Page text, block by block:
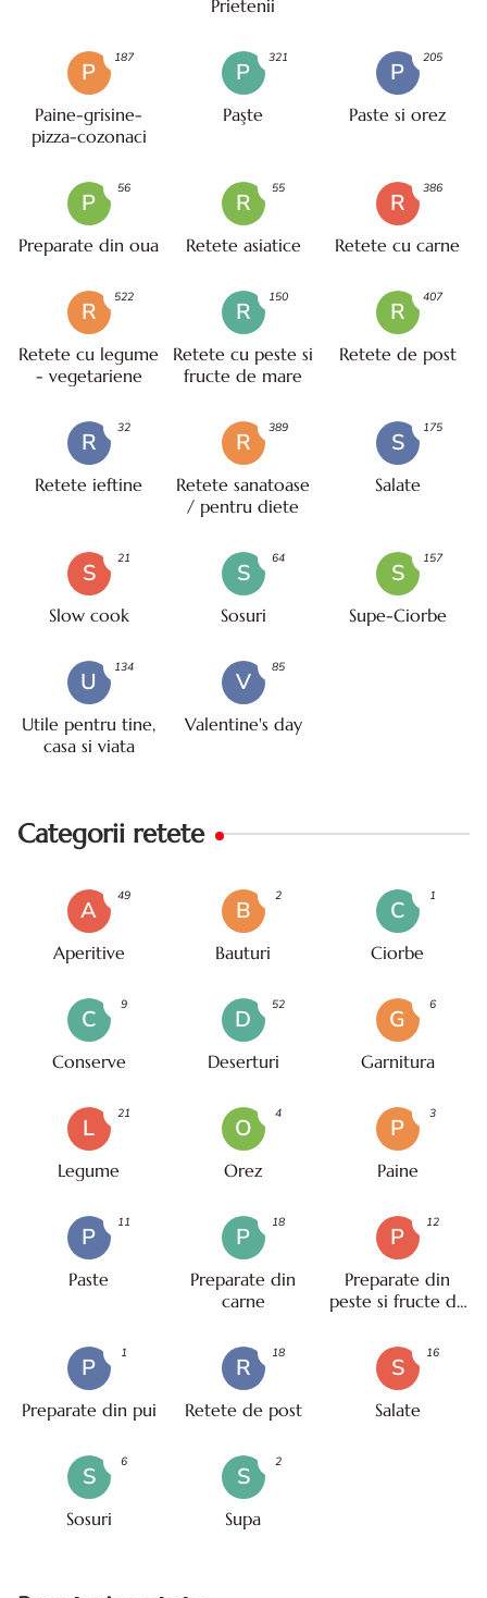
Prietenii
P
Paine-grisine-
pizza-cozonaci
187
P
Paşte
321
P
Paste si orez
205
P
Preparate din oua
56
R
Retete asiatice
55
R
Retete cu carne
386
R
Retete cu legume
- vegetariene
522
R
Retete cu peste si
fructe de mare
150
R
Retete de post
407
R
Retete ieftine
32
R
Retete sanatoase
/ pentru diete
389
S
Salate
175
S
Slow cook
21
S
Sosuri
64
S
Supe-Ciorbe
157
U
Utile pentru tine,
casa si viata
134
V
Valentine's day
85
Categorii retete
A
Aperitive
49
B
Bauturi
2
C
Ciorbe
1
C
Conserve
9
D
Deserturi
52
G
Garnitura
6
L
Legume
21
O
Orez
4
P
Paine
3
P
Paste
11
P
Preparate din
carne
18
P
Preparate din
peste si fructe de
12
P
Preparate din pui
1
R
Retete de post
18
S
Salate
16
S
Sosuri
6
S
Supa
2